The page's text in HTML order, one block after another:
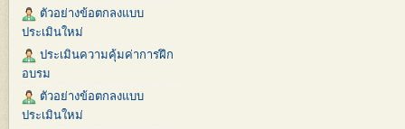
ตัวอย่างข้อตกลงแบบ
ประเมินใหม่
ประเมินความคุ้มค่าการฝึก
อบรม
ตัวอย่างข้อตกลงแบบ
ประเมินใหม่